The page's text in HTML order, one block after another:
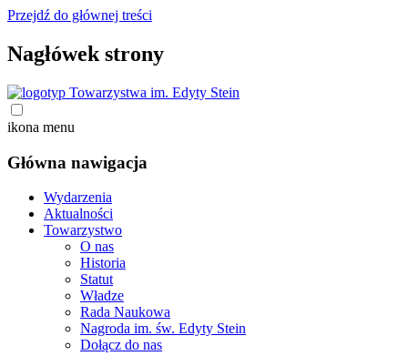
Przejdź do głównej treści
Nagłówek strony
ikona menu
Główna nawigacja
Wydarzenia
Aktualności
Towarzystwo
O nas
Historia
Statut
Władze
Rada Naukowa
Nagroda im. św. Edyty Stein
Dołącz do nas